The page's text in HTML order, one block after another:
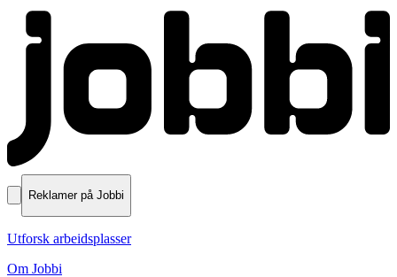
Reklamer på Jobbi
Utforsk arbeidsplasser
Om Jobbi